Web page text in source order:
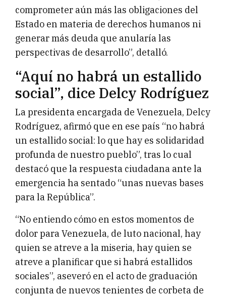
comprometer aún más las obligaciones del
Estado en materia de derechos humanos ni
generar más deuda que anularía las
perspectivas de desarrollo”, detalló.
“Aquí no habrá un estallido
social”, dice Delcy Rodríguez
La presidenta encargada de Venezuela, Delcy
Rodríguez, afirmó que en ese país “no habrá
un estallido social: lo que hay es solidaridad
profunda de nuestro pueblo”, tras lo cual
destacó que la respuesta ciudadana ante la
emergencia ha sentado “unas nuevas bases
para la República”.
“No entiendo cómo en estos momentos de
dolor para Venezuela, de luto nacional, hay
quien se atreve a la miseria, hay quien se
atreve a planificar que si habrá estallidos
sociales”, aseveró en el acto de graduación
conjunta de nuevos tenientes de corbeta de